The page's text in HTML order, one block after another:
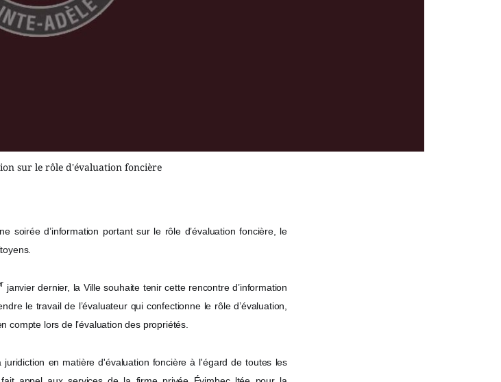
sur le rôle d'évaluation foncière
soirée d’information portant sur le rôle d’évaluation foncière, le
janvier dernier, la Ville souhaite tenir cette rencontre d’information
le travail de l’évaluateur qui confectionne le rôle d’évaluation,
compte lors de l’évaluation des propriétés.
en matière d'évaluation foncière à l'égard de toutes les